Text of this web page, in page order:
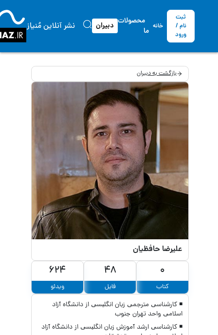
ثبت
نام /
ورود
خانه
محصولات
ما
دبیران نشر آنلاین مُنیاز
بازگشت به دبیران
علیرضا حافظیان
0
کتاب
48
فایل
624
ویدئو
◾ ﮐﺎرﺷﻨﺎﺳﯽ ﻣﺘﺮﺟﻤﯽ زﺑﺎن اﻧﮕﻠﯿﺴﯽ از داﻧﺸﮕﺎه آزاد
اﺳﻼﻣﯽ واﺣﺪ ﺗﻬﺮان ﺟﻨﻮب
◾ ﮐﺎرﺷﻨﺎﺳﯽ ارﺷﺪ آﻣﻮزش زﺑﺎن اﻧﮕﻠﯿﺴﯽ از داﻧﺸﮕﺎه آزاد